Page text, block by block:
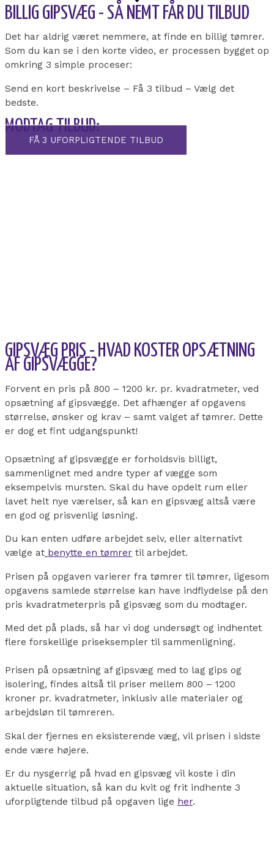
BILLIG GIPSVÆG - SÅ NEMT FÅR DU TILBUD
Det har aldrig været nemmere, at finde en billig tømrer.
Som du kan se i den korte video, er processen bygget op
omkring 3 simple proceser:
Send en kort beskrivelse – Få 3 tilbud – Vælg det
bedste.
MODTAG TILBUD:
FÅ 3 UFORPLIGTENDE TILBUD
GIPSVÆG PRIS - HVAD KOSTER OPSÆTNING
AF GIPSVÆGGE?
Forvent en pris på 800 – 1200 kr. pr. kvadratmeter, ved
opsætning af gipsvægge. Det afhænger af opgavens
størrelse, ønsker og krav – samt valget af tømrer. Dette
er dog et fint udgangspunkt!
Opsætning af gipsvægge er forholdsvis billigt,
sammenlignet med andre typer af vægge som
eksempelvis mursten. Skal du have opdelt rum eller
lavet helt nye værelser, så kan en gipsvæg altså være
en god og prisvenlig løsning.
Du kan enten udføre arbejdet selv, eller alternativt
vælge at benytte en tømrer til arbejdet.
Prisen på opgaven varierer fra tømrer til tømrer, ligesom
opgavens samlede størrelse kan have indflydelse på den
pris kvadratmeterpris på gipsvæg som du modtager.
Med det på plads, så har vi dog undersøgt og indhentet
flere forskellige priseksempler til sammenligning.
Prisen på opsætning af gipsvæg med to lag gips og
isolering, findes altså til priser mellem 800 – 1200
kroner pr. kvadratmeter, inklusiv alle materialer og
arbejdsløn til tømreren.
Skal der fjernes en eksisterende væg, vil prisen i sidste
ende være højere.
Er du nysgerrig på hvad en gipsvæg vil koste i din
aktuelle situation, så kan du kvit og frit indhente 3
uforpligtende tilbud på opgaven lige her.